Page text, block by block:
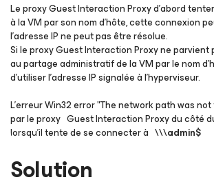
Le proxy Guest Interaction Proxy d’abord
à la VM par son nom d’hôte, cette connexion
l’adresse IP ne peut pas être résolue.
Si le proxy Guest Interaction Proxy ne
au partage administratif de la VM par le nom
d’utiliser l’adresse IP signalée à l’hyperviseur.
L’erreur Win32 error "The network path was
par le proxy Guest Interaction Proxy du côté
lorsqu’il tente de se connecter à \\\admin$
Solution